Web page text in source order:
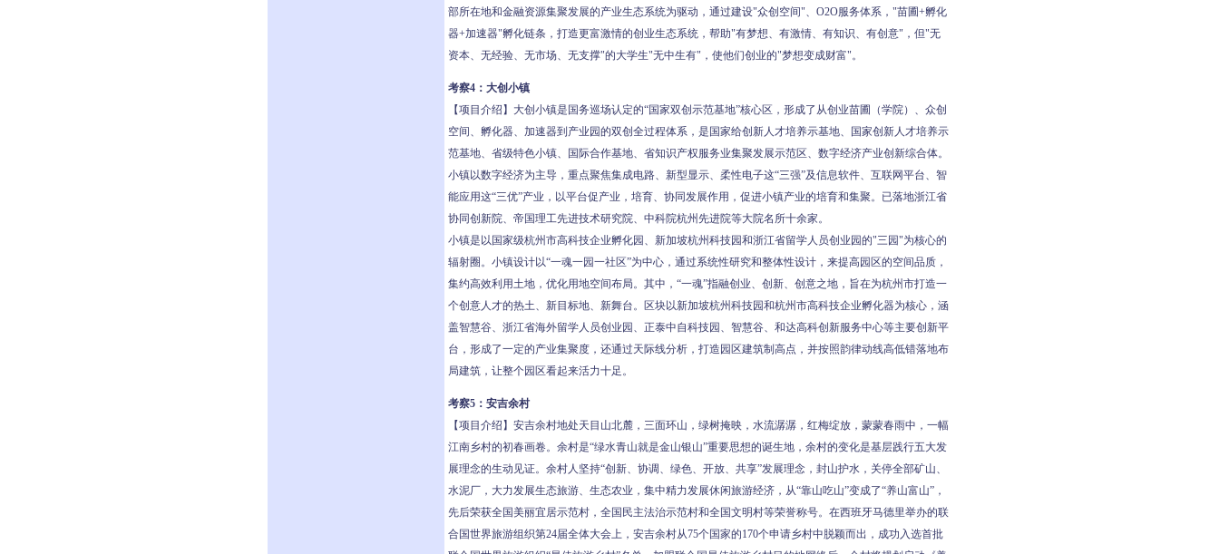
部所在地和金融资源集聚发展的产业生态系统为驱动，通过建设"众创空间"、O2O服务体系，"苗圃+孵化
器+加速器"孵化链条，打造更富激情的创业生态系统，帮助"有梦想、有激情、有知识、有创意"，但"无
资本、无经验、无市场、无支撑"的大学生"无中生有"，使他们创业的"梦想变成财富"。
考察4：大创小镇
【项目介绍】大创小镇是国务巡场认定的“国家双创示范基地”核心区，形成了从创业苗圃（学院）、众创
空间、孵化器、加速器到产业园的双创全过程体系，是国家给创新人才培养示基地、国家创新人才培养示
范基地、省级特色小镇、国际合作基地、省知识产权服务业集聚发展示范区、数字经济产业创新综合体。
小镇以数字经济为主导，重点聚焦集成电路、新型显示、柔性电子这“三强”及信息软件、互联网平台、智
能应用这“三优”产业，以平台促产业，培育、协同发展作用，促进小镇产业的培育和集聚。已落地浙江省
协同创新院、帝国理工先进技术研究院、中科院杭州先进院等大院名所十余家。
小镇是以国家级杭州市高科技企业孵化园、新加坡杭州科技园和浙江省留学人员创业园的"三园"为核心的
辐射圈。小镇设计以“一魂一园一社区”为中心，通过系统性研究和整体性设计，来提高园区的空间品质，
集约高效利用土地，优化用地空间布局。其中，“一魂”指融创业、创新、创意之地，旨在为杭州市打造一
个创意人才的热土、新目标地、新舞台。区块以新加坡杭州科技园和杭州市高科技企业孵化器为核心，涵
盖智慧谷、浙江省海外留学人员创业园、正泰中自科技园、智慧谷、和达高科创新服务中心等主要创新平
台，形成了一定的产业集聚度，还通过天际线分析，打造园区建筑制高点，并按照韵律动线高低错落地布
局建筑，让整个园区看起来活力十足。
考察5：安吉余村
【项目介绍】安吉余村地处天目山北麓，三面环山，绿树掩映，水流潺潺，红梅绽放，蒙蒙春雨中，一幅
江南乡村的初春画卷。余村是“绿水青山就是金山银山”重要思想的诞生地，余村的变化是基层践行五大发
展理念的生动见证。余村人坚持“创新、协调、绿色、开放、共享”发展理念，封山护水，关停全部矿山、
水泥厂，大力发展生态旅游、生态农业，集中精力发展休闲旅游经济，从“靠山吃山”变成了“养山富山”，
先后荣获全国美丽宜居示范村，全国民主法治示范村和全国文明村等荣誉称号。在西班牙马德里举办的联
合国世界旅游组织第24届全体大会上，安吉余村从75个国家的170个申请乡村中脱颖而出，成功入选首批